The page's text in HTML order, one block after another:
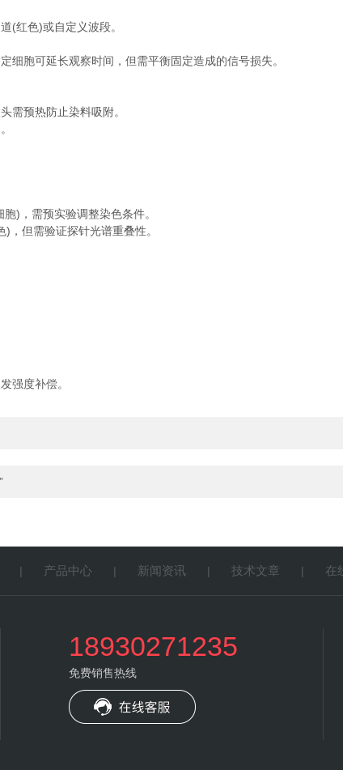
红色)或自定义波段。
胞可延长观察时间，但需平衡固定造成的信号损失。
预热防止染料吸附。
)，需预实验调整染色条件。
但需验证探针光谱重叠性。
强度补偿。
| 产品中心 | 新闻资讯 | 技术文章 | 在
18930271235
免费销售热线